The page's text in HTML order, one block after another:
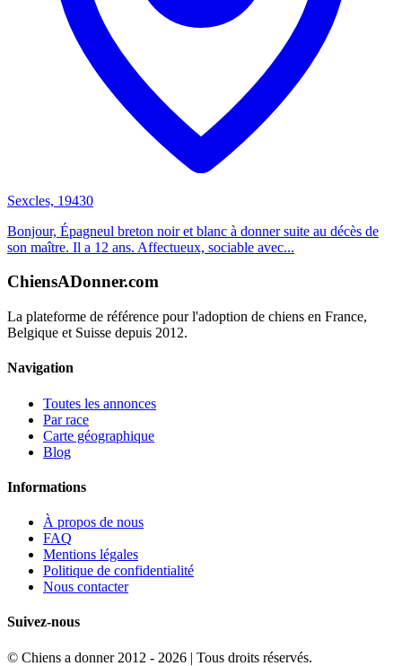
Sexcles, 19430
Bonjour, Épagneul breton noir et blanc à donner suite au décès de
son maître. Il a 12 ans. Affectueux, sociable avec...
ChiensADonner.com
La plateforme de référence pour l'adoption de chiens en France,
Belgique et Suisse depuis 2012.
Navigation
Toutes les annonces
Par race
Carte géographique
Blog
Informations
À propos de nous
FAQ
Mentions légales
Politique de confidentialité
Nous contacter
Suivez-nous
© Chiens a donner 2012 - 2026 | Tous droits réservés.